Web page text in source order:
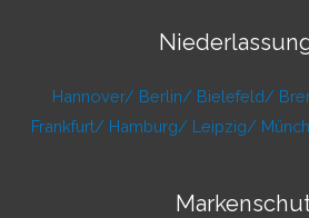
Hannover/ Berlin/ Bielefeld/
Frankfurt/ Hamburg/ Leipzig/